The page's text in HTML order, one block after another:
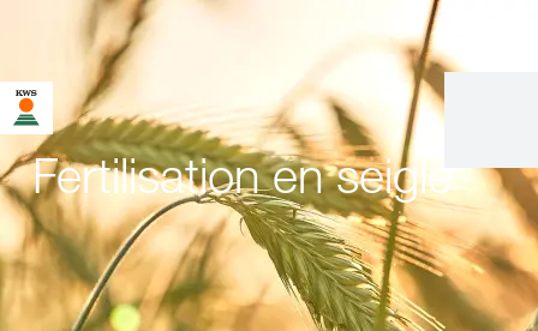
Fertilisation en seigle